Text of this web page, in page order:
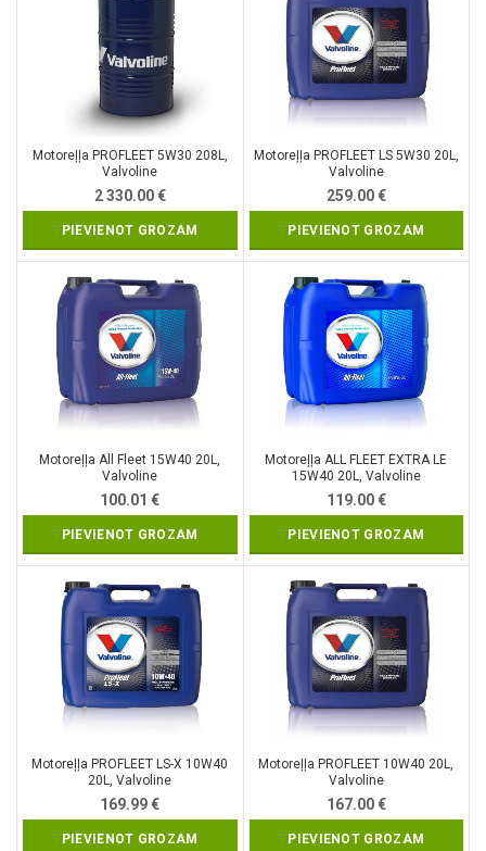
Motoreļļa PROFLEET 5W30 208L,
Valvoline
2 330.00€
PIEVIENOT GROZAM
Motoreļļa PROFLEET LS 5W30 20L,
Valvoline
259.00€
PIEVIENOT GROZAM
Motoreļļa All Fleet 15W40 20L,
Valvoline
100.01€
PIEVIENOT GROZAM
Motoreļļa ALL FLEET EXTRA LE
15W40 20L, Valvoline
119.00€
PIEVIENOT GROZAM
Motoreļļa PROFLEET LS-X 10W40
20L, Valvoline
169.99€
PIEVIENOT GROZAM
Motoreļļa PROFLEET 10W40 20L,
Valvoline
167.00€
PIEVIENOT GROZAM